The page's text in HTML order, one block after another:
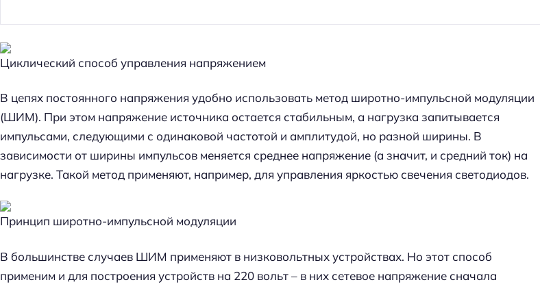
Циклический способ управления напряжением
В цепях постоянного напряжения удобно использовать метод широтно-импульсной модуляции
(ШИМ). При этом напряжение источника остается стабильным, а нагрузка запитывается
импульсами, следующими с одинаковой частотой и амплитудой, но разной ширины. В
зависимости от ширины импульсов меняется среднее напряжение (а значит, и средний ток) на
нагрузке. Такой метод применяют, например, для управления яркостью свечения светодиодов.
Принцип широтно-импульсной модуляции
В большинстве случаев ШИМ применяют в низковольтных устройствах. Но этот способ
применим и для построения устройств на 220 вольт – в них сетевое напряжение сначала
й
и